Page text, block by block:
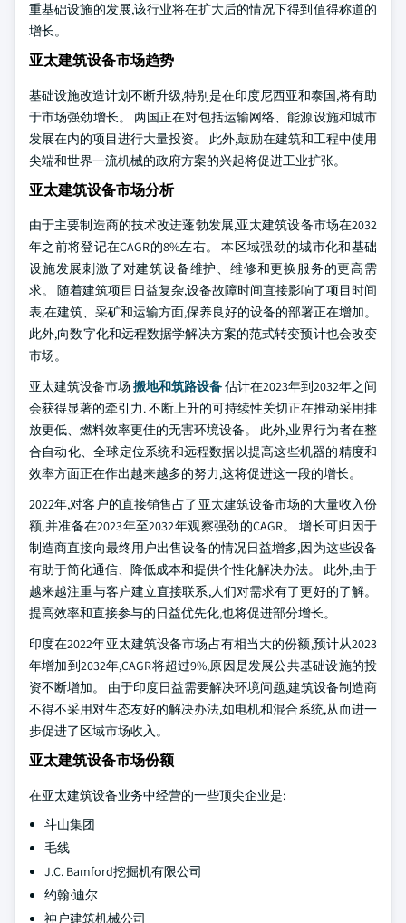
重基础设施的发展,该行业将在扩大后的情况下得到值得称道的
增长。
亚太建筑设备市场趋势
基础设施改造计划不断升级,特别是在印度尼西亚和泰国,将有助
于市场强劲增长。 两国正在对包括运输网络、能源设施和城市
发展在内的项目进行大量投资。 此外,鼓励在建筑和工程中使用
尖端和世界一流机械的政府方案的兴起将促进工业扩张。
亚太建筑设备市场分析
由于主要制造商的技术改进蓬勃发展,亚太建筑设备市场在2032
年之前将登记在CAGR的8%左右。 本区域强劲的城市化和基础
设施发展刺激了对建筑设备维护、维修和更换服务的更高需
求。 随着建筑项目日益复杂,设备故障时间直接影响了项目时间
表,在建筑、采矿和运输方面,保养良好的设备的部署正在增加。
此外,向数字化和远程数据学解决方案的范式转变预计也会改变
市场。
亚太建筑设备市场 搬地和筑路设备估计在2023年到2032年之间
会获得显著的牵引力. 不断上升的可持续性关切正在推动采用排
放更低、燃料效率更佳的无害环境设备。 此外,业界行为者在整
合自动化、全球定位系统和远程数据以提高这些机器的精度和
效率方面正在作出越来越多的努力,这将促进这一段的增长。
2022年,对客户的直接销售占了亚太建筑设备市场的大量收入份
额,并准备在2023年至2032年观察强劲的CAGR。 增长可归因于
制造商直接向最终用户出售设备的情况日益增多,因为这些设备
有助于简化通信、降低成本和提供个性化解决办法。 此外,由于
越来越注重与客户建立直接联系,人们对需求有了更好的了解。
提高效率和直接参与的日益优先化,也将促进部分增长。
印度在2022年亚太建筑设备市场占有相当大的份额,预计从2023
年增加到2032年,CAGR将超过9%,原因是发展公共基础设施的投
资不断增加。 由于印度日益需要解决环境问题,建筑设备制造商
不得不采用对生态友好的解决办法,如电机和混合系统,从而进一
步促进了区域市场收入。
亚太建筑设备市场份额
在亚太建筑设备业务中经营的一些顶尖企业是:
斗山集团
毛线
J.C. Bamford挖掘机有限公司
约翰·迪尔
神户建筑机械公司